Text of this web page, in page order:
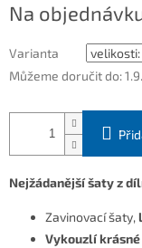
cena:
Na
Varianta
Můžeme doručit do:
Nejžádanější šaty z
Zavinovací šaty,
Vykouzlí